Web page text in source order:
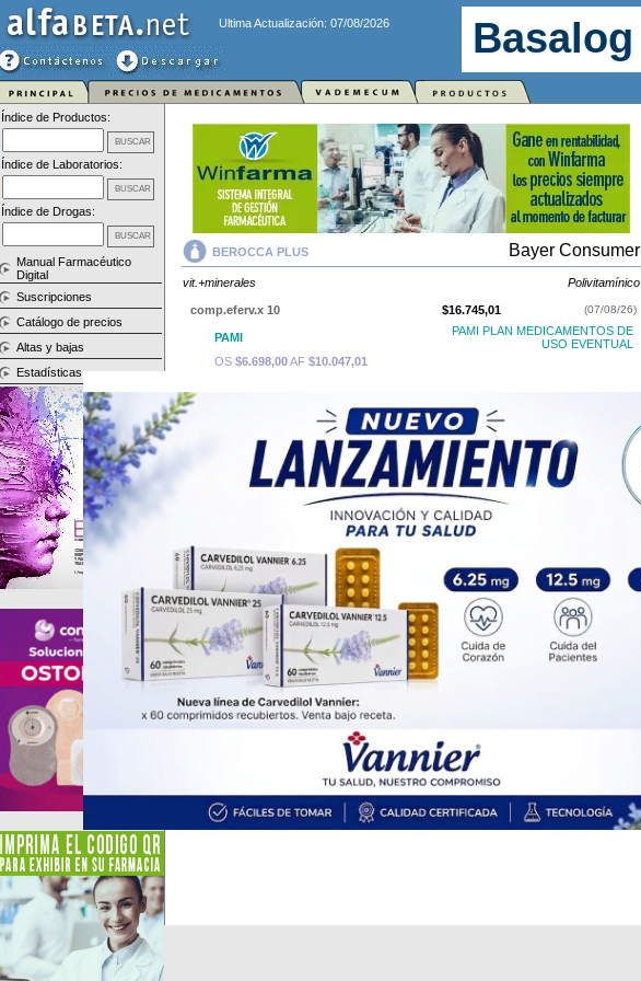
Ultima Actualización: 07/08/2026
Índice de Productos:
Índice de Laboratorios:
Índice de Drogas:
Manual Farmacéutico
Digital
Suscripciones
Catálogo de precios
Altas y bajas
Estadísticas
BEROCCA PLUS Bayer Consumer
vit.+minerales Polivitamínico
comp.eferv.x 10 $16.745,01 (07/08/26)
PAMI
PAMI PLAN MEDICAMENTOS DE
USO EVENTUAL
OS $6.698,00AF $10.047,01
comp.laq.x 30
PAMI PLAN MEDICAMENTOS DE
$10.682,00AF $16.023,01
comp.eferv.x 30 $40.025,00 (07/08/26)
PAMI PLAN MEDICAMENTOS DE
$24.015,00
BEROCCA PLUS contienevit.+mineralesy se indica como
Polivitamínico. Es producido porBayer Consumer
y cuenta con 3
presentaciones disponibles.
Otros productos con
Otros productos deBayer Consumer